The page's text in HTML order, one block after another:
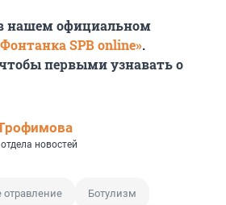
нашем официальном
SPB online».
первыми узнавать о
новостей
отравление Ботулизм